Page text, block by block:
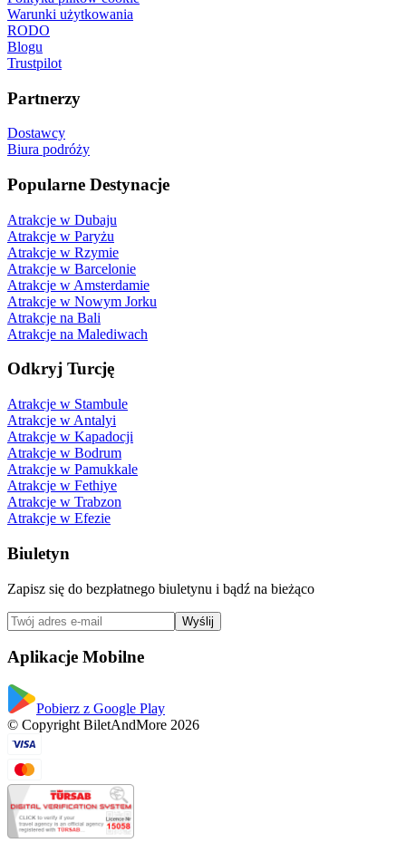
Warunki użytkowania
RODO
Blogu
Trustpilot
Partnerzy
Dostawcy
Biura podróży
Popularne Destynacje
Atrakcje w Dubaju
Atrakcje w Paryżu
Atrakcje w Rzymie
Atrakcje w Barcelonie
Atrakcje w Amsterdamie
Atrakcje w Nowym Jorku
Atrakcje na Bali
Atrakcje na Malediwach
Odkryj Turcję
Atrakcje w Stambule
Atrakcje w Antalyi
Atrakcje w Kapadocji
Atrakcje w Bodrum
Atrakcje w Pamukkale
Atrakcje w Fethiye
Atrakcje w Trabzon
Atrakcje w Efezie
Biuletyn
Zapisz się do bezpłatnego biuletynu i bądź na bieżąco
Wyślij
Aplikacje Mobilne
Pobierz z Google Play
© Copyright BiletAndMore 2026